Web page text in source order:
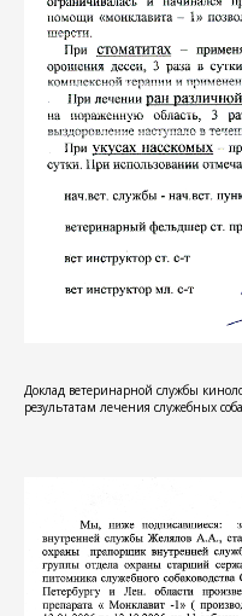
Доклад ветеринарной службы
результатам лечения служебных